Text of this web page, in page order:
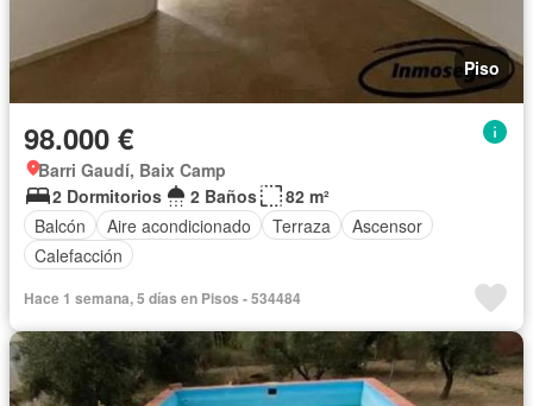
Piso
98.000 €
Barri Gaudí, Baix Camp
2 Dormitorios
2 Baños
82 m²
Balcón
Aire acondicionado Terraza
Ascensor
Calefacción
Hace 1 semana, 5 días en Pisos - 534484